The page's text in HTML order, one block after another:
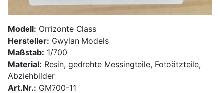
Modell: Orrizonte Class
Hersteller: Gwylan Models
Maßstab: 1/700
Material: Resin, gedrehte Messingteile, Fotoätzteile,
Abziehbilder
Art.Nr.: GM700-11